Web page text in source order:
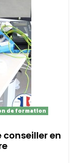
de formation
en